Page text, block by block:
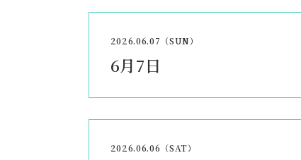
2026.06.07（SUN）
6月7日
2026.06.06（SAT）